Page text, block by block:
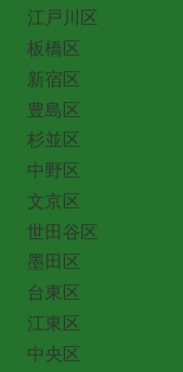
江戸川区
板橋区
新宿区
豊島区
杉並区
中野区
文京区
世田谷区
墨田区
台東区
江東区
中央区